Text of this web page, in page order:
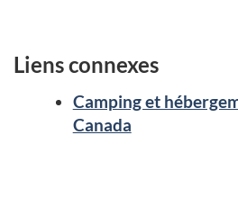
Liens connexes
Camping et
Canada